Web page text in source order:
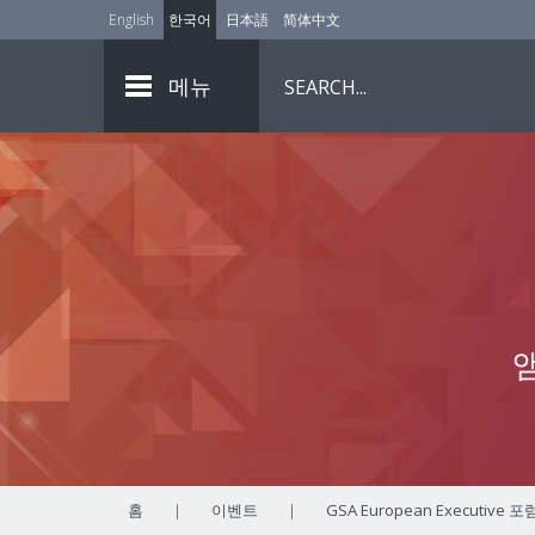
English 한국어 日本語 简体中文
메뉴
홈 | 이벤트 | GSA European Executive 포